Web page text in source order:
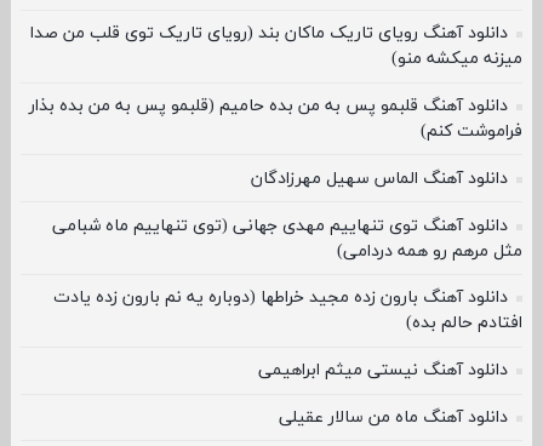
دانلود آهنگ رویای تاریک ماکان بند (رویای تاریک توی قلب من صدا
میزنه میکشه منو)
دانلود آهنگ قلبمو پس به من بده حامیم (قلبمو پس به من بده بذار
فراموشت کنم)
دانلود آهنگ الماس سهیل مهرزادگان
دانلود آهنگ توی تنهاییم مهدی جهانی (توی تنهاییم ماه شبامی
مثل مرهم رو همه دردامی)
دانلود آهنگ بارون زده مجید خراطها (دوباره یه نم بارون زده یادت
افتادم حالم بده)
دانلود آهنگ نیستی میثم ابراهیمی
دانلود آهنگ ماه من سالار عقیلی